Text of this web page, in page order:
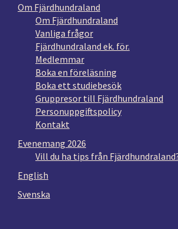
Om Fjärdhundraland
Om Fjärdhundraland
Vanliga frågor
Fjärdhundraland ek. för.
Medlemmar
Boka en föreläsning
Boka ett studiebesök
Gruppresor till Fjärdhundraland
Personuppgiftspolicy
Kontakt
Evenemang 2026
Vill du ha tips från
English
Svenska